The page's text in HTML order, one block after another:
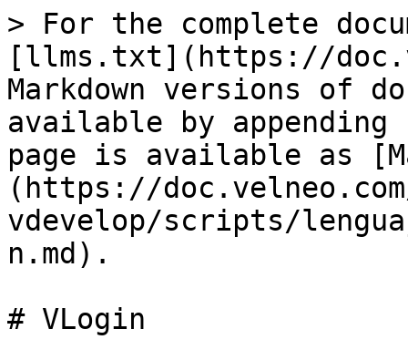
> For the complete
[llms.txt](https://
Markdown versions of
available by
page is available as
(https://
vdevelop/scripts/
n.md).
# VLogin